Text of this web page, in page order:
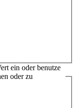
ein oder benutze
oder zu